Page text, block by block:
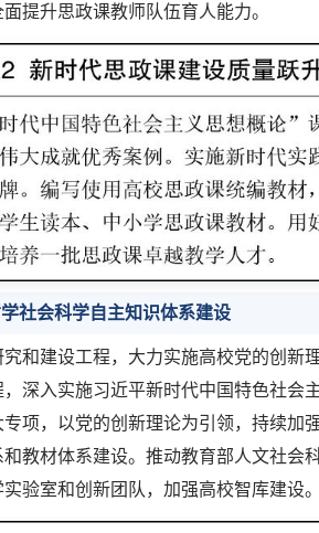
提升思政课教师队伍育人能力。
社会科学自主知识体系建设
和建设工程，大力实施高校党的创新
深入实施习近平新时代中国特色社会
项，以党的创新理论为引领，持续加
教材体系建设。推动教育部人文社会
验室和创新团队，加强高校智库建设。